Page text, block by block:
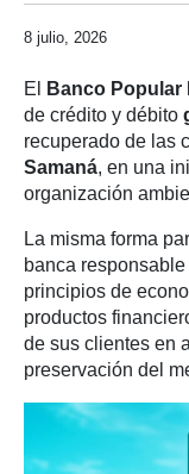
8 julio, 2026
El Banco Popular
de crédito y débito
recuperado de las
Samaná, en una
organización
La misma forma
banca
principios de
productos
de sus clientes en
preservación del